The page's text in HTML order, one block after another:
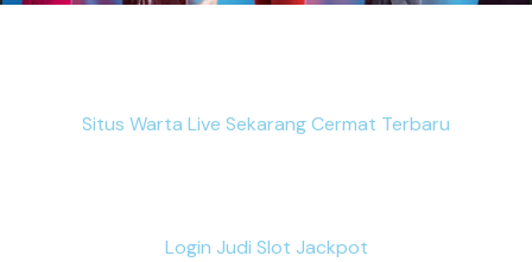
Situs Warta Live Sekarang Cermat Terbaru
Login Judi Slot Jackpot